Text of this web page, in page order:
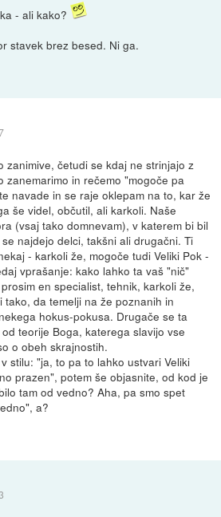
- ali kako?
stavek brez besed. Ni ga.
zanimive, četudi se kdaj ne strinjajo z
zanemarimo in rečemo "mogoče pa
navade in se raje oklepam na to, kar že
še videl, občutil, ali karkoli. Naše
(vsaj tako domnevam), v katerem bi bil
najdejo delci, takšni ali drugačni. Ti
- karkoli že, mogoče tudi Veliki Pok -
vprašanje: kako lahko ta vaš "nič"
en specialist, tehnik, karkoli že,
da temelji na že poznanih in
hokus-pokusa. Drugače se ta
teorije Boga, katerega slavijo vse
o obeh skrajnostih.
stilu: "ja, to pa to lahko ustvari Veliki
prazen", potem še objasnite, od kod je
tam od vedno? Aha, pa smo spet
a?